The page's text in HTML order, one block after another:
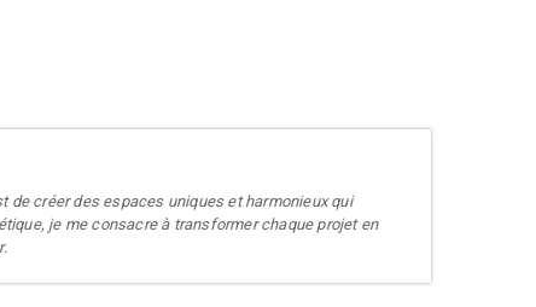
de créer des espaces uniques et harmonieux qui
je me consacre à transformer chaque projet en